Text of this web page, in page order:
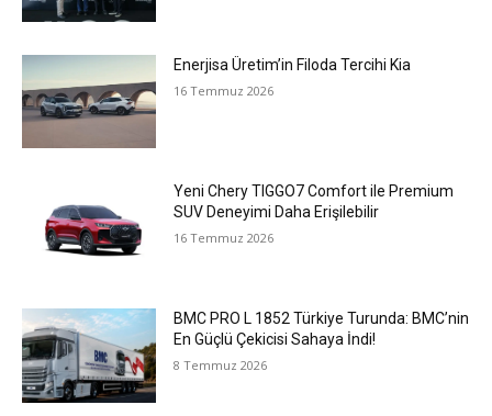
Enerjisa Üretim’in Filoda Tercihi Kia
16 Temmuz 2026
Yeni Chery TIGGO7 Comfort ile Premium
SUV Deneyimi Daha Erişilebilir
16 Temmuz 2026
BMC PRO L 1852 Türkiye Turunda: BMC’nin
En Güçlü Çekicisi Sahaya İndi!
8 Temmuz 2026